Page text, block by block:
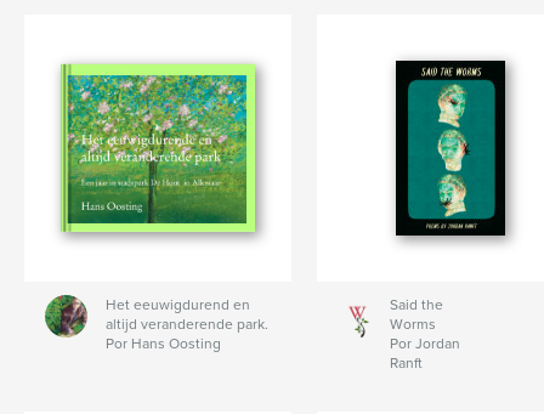
Het eeuwigdurend en
altijd veranderende park.
Por Hans Oosting
Said the
Worms
Por Jordan
Ranft